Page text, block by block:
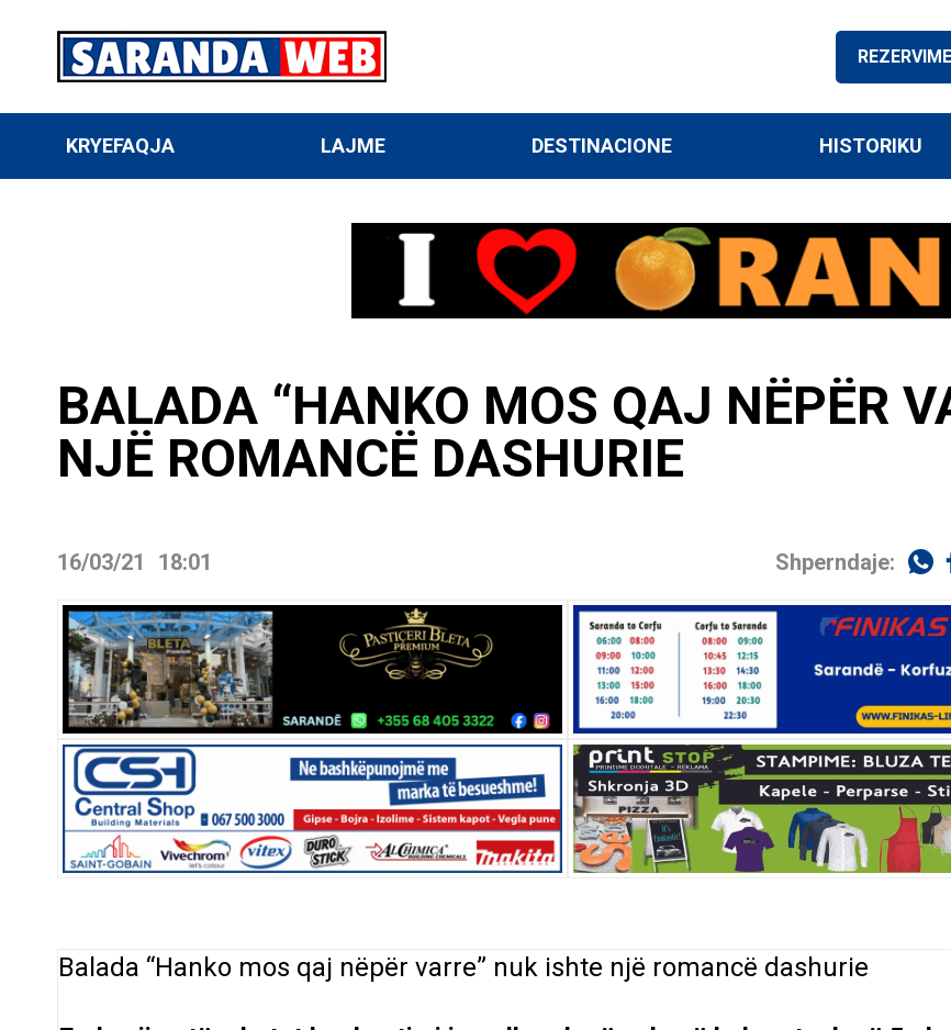
REZERVIME
KRYEFAQJA LAJME DESTINACIONE HISTORIKU
BALADA “HANKO MOS QAJ NËPËR
NJË ROMANCË DASHURIE
16/03/21 18:01 Shperndaje:
Balada “Hanko mos qaj nëpër varre” nuk ishte një romancë dashurie